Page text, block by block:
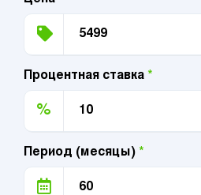
Процентная ставка *
%
Период (месяцы) *